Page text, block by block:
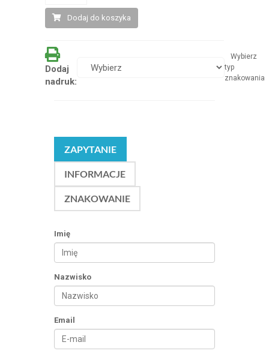
Dodaj do koszyka
Dodaj
nadruk:
Wybierz
typ
znakowania
ZAPYTANIE
INFORMACJE
ZNAKOWANIE
Imię
Nazwisko
Email